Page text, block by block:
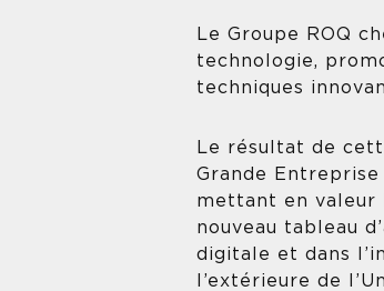
Le Groupe ROQ
technologie,
techniques
Le résultat de
Grande
mettant en valeur
nouveau tableau
digitale et dans
l’extérieure de